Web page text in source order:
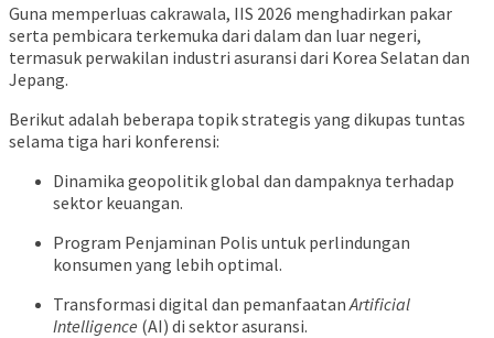
Guna memperluas cakrawala, IIS 2026 menghadirkan pakar
serta pembicara terkemuka dari dalam dan luar negeri,
termasuk perwakilan industri asuransi dari Korea Selatan dan
Jepang.
Berikut adalah beberapa topik strategis yang dikupas tuntas
selama tiga hari konferensi:
Dinamika geopolitik global dan dampaknya terhadap
sektor keuangan.
Program Penjaminan Polis untuk perlindungan
konsumen yang lebih optimal.
Transformasi digital dan pemanfaatan Artificial
Intelligence (AI) di sektor asuransi.